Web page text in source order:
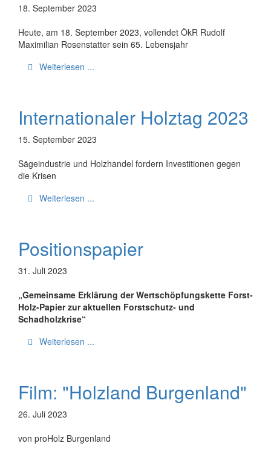
18. September 2023
Heute, am 18. September 2023, vollendet ÖkR Rudolf
Maximilian Rosenstatter sein 65. Lebensjahr
Weiterlesen ...
Internationaler Holztag 2023
15. September 2023
Sägeindustrie und Holzhandel fordern Investitionen gegen
die Krisen
Weiterlesen ...
Positionspapier
31. Juli 2023
„Gemeinsame Erklärung der Wertschöpfungskette Forst-
Holz-Papier zur aktuellen Forstschutz- und
Schadholzkrise“
Weiterlesen ...
Film: "Holzland Burgenland"
26. Juli 2023
von proHolz Burgenland